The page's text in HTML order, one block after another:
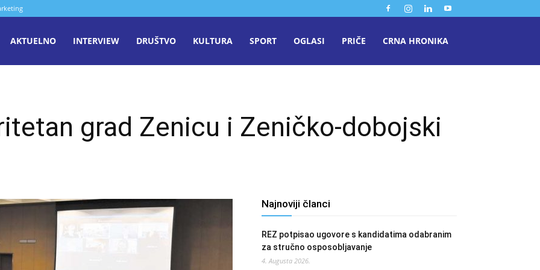
AKTUELNO INTERVIEW DRUŠTVO KULTURA SPORT OGLASI PRIČE CRNA HRONIKA
grad Zenicu i Zeničko-dobojski
Najnoviji članci
REZ potpisao ugovore s kandidatima odabranim
za stručno osposobljavanje
4. Augusta 2026.